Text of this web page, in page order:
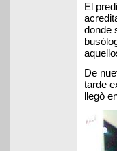
El
donde
De
tarde
llegò